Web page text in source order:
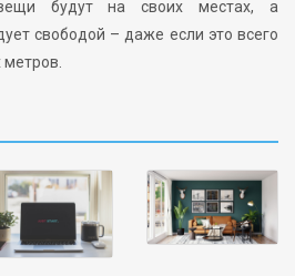
будут на своих местах, а
свободой – даже если это всего